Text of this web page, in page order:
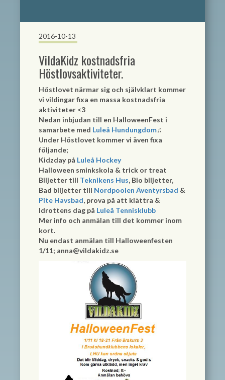
2016-10-13
VildaKidz kostnadsfria
Höstlovsaktiviteter.
Höstlovet närmar sig och självklart kommer
vi vildingar fixa en massa kostnadsfria
aktiviteter <3
Nedan inbjudan till en HalloweenFest i
samarbete med Luleå Hundungdom♫
Under Höstlovet kommer vi även fixa
följande;
Kidzday på Luleå Hockey
Halloween sminkskola & trick or treat
Biljetter till Teknikens Hus, Bio biljetter,
Bad biljetter till Nordpoolen Äventyrsbad &
Pite Havsbad, prova på att klättra &
Idrottens dag på Luleå Tennisklubb
Mer info och anmälan till det kommer inom
kort.
Nu endast anmälan till Halloweenfesten
1/11; anna@vildakidz.se